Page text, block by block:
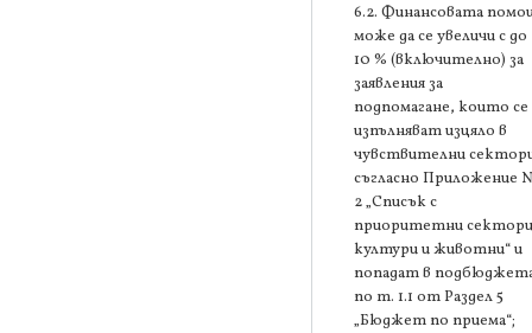
6.2. Финансовата
може да се увеличи с до
10 % (включително) за
заявления за
подпомагане, които се
изпълняват изцяло в
чувствителни
съгласно Приложение
2 „Списък с
приоритетни
култури и животни“ и
попадат в
по т. 1.1 от Раздел 5
„Бюджет по приема“;